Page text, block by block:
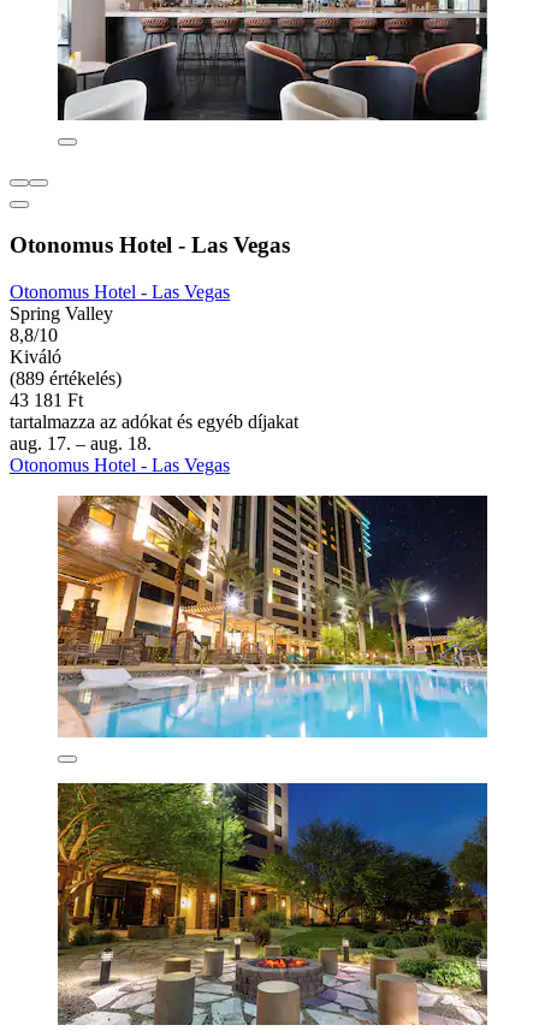
Otonomus Hotel - Las Vegas
Otonomus Hotel - Las Vegas
Spring Valley
8,8/10
Kiváló
(889 értékelés)
43 181 Ft
tartalmazza az adókat és egyéb díjakat
aug. 17. – aug. 18.
Otonomus Hotel - Las Vegas